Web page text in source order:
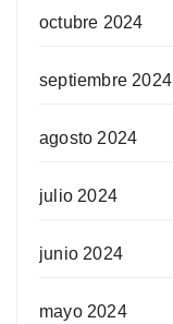
octubre 2024
septiembre 2024
agosto 2024
julio 2024
junio 2024
mayo 2024